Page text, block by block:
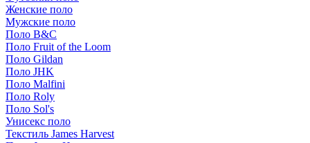
Женские поло
Мужские поло
Поло B&C
Поло Fruit of the Loom
Поло Gildan
Поло JHK
Поло Malfini
Поло Roly
Поло Sol's
Унисекс поло
Текстиль James Harvest